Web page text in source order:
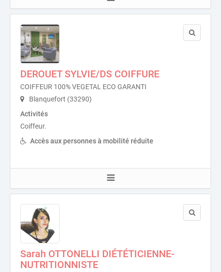
DEROUET SYLVIE/DS COIFFURE
COIFFEUR 100% VEGETAL ECO GARANTI
Blanquefort (33290)
Activités
Coiffeur.
Accès aux personnes à mobilité réduite
Sarah OTTONELLI DIÉTÉTICIENNE-
NUTRITIONNISTE